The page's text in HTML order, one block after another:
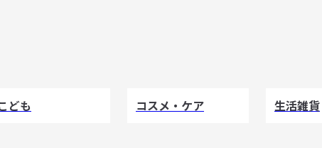
ども コスメ・ケア 生活雑貨